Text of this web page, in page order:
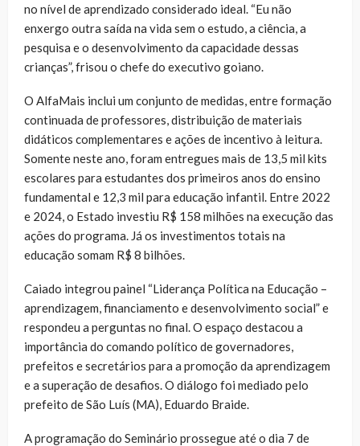
no nível de aprendizado considerado ideal. “Eu não
enxergo outra saída na vida sem o estudo, a ciência, a
pesquisa e o desenvolvimento da capacidade dessas
crianças”, frisou o chefe do executivo goiano.
O AlfaMais inclui um conjunto de medidas, entre formação
continuada de professores, distribuição de materiais
didáticos complementares e ações de incentivo à leitura.
Somente neste ano, foram entregues mais de 13,5 mil kits
escolares para estudantes dos primeiros anos do ensino
fundamental e 12,3 mil para educação infantil. Entre 2022
e 2024, o Estado investiu R$ 158 milhões na execução das
ações do programa. Já os investimentos totais na
educação somam R$ 8 bilhões.
Caiado integrou painel “Liderança Política na Educação –
aprendizagem, financiamento e desenvolvimento social” e
respondeu a perguntas no final. O espaço destacou a
importância do comando político de governadores,
prefeitos e secretários para a promoção da aprendizagem
e a superação de desafios. O diálogo foi mediado pelo
prefeito de São Luís (MA), Eduardo Braide.
A programação do Seminário prossegue até o dia 7 de